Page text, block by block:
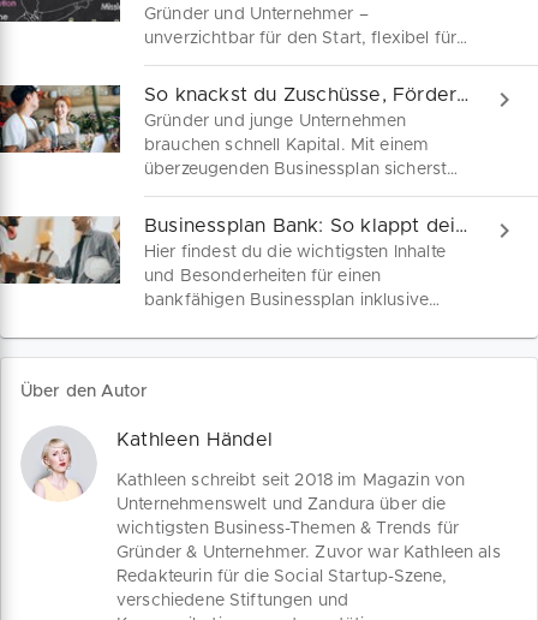
Gründer und Unternehmer –
unverzichtbar für den Start, flexibel für
Anpassungen und entscheidend für
Finanzhilfen. Wir sind dein Begleiter auf
dem Weg zum perfekten Geschäftsplan.
So knackst du Zuschüsse, Fördermittel & Kredite
Gründer und junge Unternehmen
brauchen schnell Kapital. Mit einem
überzeugenden Businessplan sicherst
du dir Fördermittel, Zuschüsse und
Darlehen. Unser Guide zeigt dir, was
Banken und Behörden erwarten – und
liefert dir deinen individuellen
Businessplan kostenlos dazu.
Businessplan Bank: So klappt deine Finanzierung
Hier findest du die wichtigsten Inhalte
und Besonderheiten für einen
bankfähigen Businessplan inklusive
Wachstumsfinanzierung.
Über den Autor
Kathleen Händel
Kathleen schreibt seit 2018 im Magazin von
Unternehmenswelt und Zandura über die
wichtigsten Business-Themen & Trends für
Gründer & Unternehmer. Zuvor war Kathleen als
Redakteurin für die Social Startup-Szene,
verschiedene Stiftungen und